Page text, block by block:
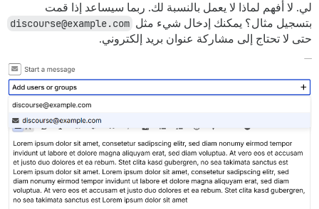
لي. لا أفهم لماذا لا يعمل بالنسبة لك. ربما سيساعد إذا قمت
بتسجيل مثال؟ يمكنك إدخال شيء مثل discourse@example.com
حتى لا تحتاج إلى مشاركة عنوان بريد إلكتروني.